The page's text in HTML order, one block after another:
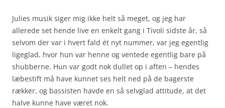
Julies musik siger mig ikke helt så meget, og jeg har
allerede set hende live en enkelt gang i Tivoli sidste år, så
selvom der var i hvert fald ét nyt nummer, var jeg egentlig
ligeglad, hvor hun var henne og ventede egentlig bare på
shubberne. Hun var godt nok dullet op i aften – hendes
læbestift må have kunnet ses helt ned på de bagerste
rækker, og bassisten havde en så selvglad attitude, at det
halve kunne have været nok.